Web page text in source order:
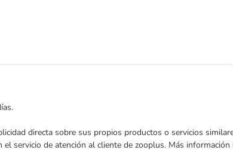
directa sobre sus propios productos o servicios
servicio de atención al cliente de zooplus. Más información